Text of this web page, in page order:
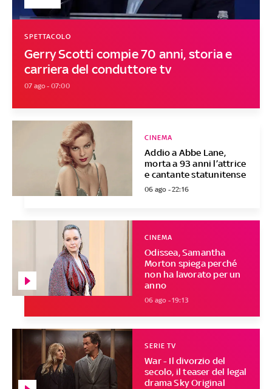
Gerry Scotti compie 70 anni, storia e
carriera del conduttore tv
SPETTACOLO
07 ago - 07:00
Addio a Abbe Lane,
morta a 93 anni l’attrice
e cantante statunitense
CINEMA
06 ago - 22:16
Odissea, Samantha
Morton spiega perché
non ha lavorato per un
anno
CINEMA
06 ago - 19:13
War - Il divorzio del
secolo, il teaser del legal
drama Sky Original
SERIE TV